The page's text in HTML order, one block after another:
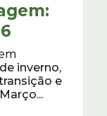
inverno,
e